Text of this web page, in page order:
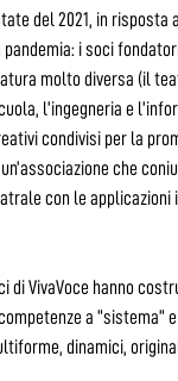
del 2021, in
i soci
molto diversa (il
l’ingegneria e
condivisi per la
che
con le applicazioni
di VivaVoce hanno
a “sistema”
dinamici,